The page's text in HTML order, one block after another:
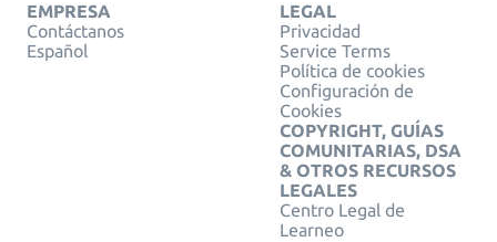
EMPRESA
Contáctanos
Español
LEGAL
Privacidad
Service Terms
Política de cookies
Configuración de
Cookies
COPYRIGHT, GUÍAS
COMUNITARIAS, DSA
& OTROS RECURSOS
LEGALES
Centro Legal de
Learneo